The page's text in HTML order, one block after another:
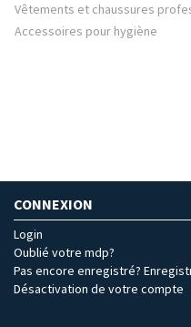
Vêtements et chaussures
Accessoires pour hygiène
CONNEXION
Login
Oublié votre mdp?
Pas encore enregistré?
Désactivation de votre compte